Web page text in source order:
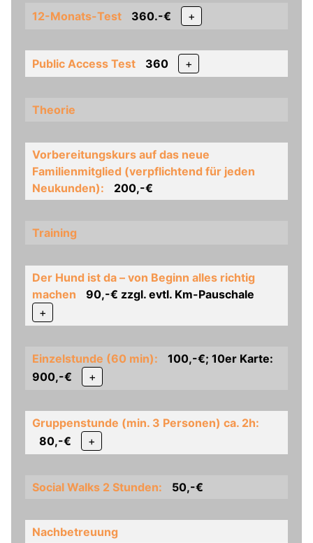
12-Monats-Test 360.-€ +
Public Access Test 360 +
Theorie
Vorbereitungskurs auf das neue
Familienmitglied (verpflichtend für jeden
Neukunden):
200,-€
Training
Der Hund ist da – von Beginn alles richtig
machen
90,-€ zzgl. evtl. Km-Pauschale
+
Einzelstunde (60 min):
100,-€; 10er Karte:
900,-€
+
Gruppenstunde (min. 3 Personen) ca. 2h:
80,-€
+
Social Walks 2 Stunden: 50,-€
Nachbetreuung